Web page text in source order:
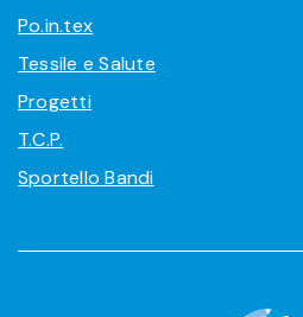
Po.in.tex
Tessile e Salute
Progetti
T.C.P.
Sportello Bandi